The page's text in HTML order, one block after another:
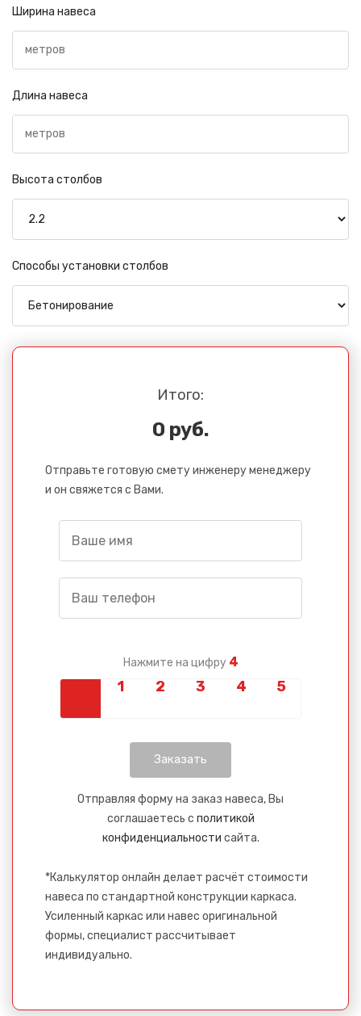
Ширина навеса
Длина навеса
Высота столбов
Способы установки столбов
Итого:
0 руб.
Отправьте готовую смету инженеру менеджеру
и он свяжется с Вами.
Нажмите на цифру 4
Отправляя форму на заказ навеса, Вы
соглашаетесь с политикой
конфиденциальности сайта.
*Калькулятор онлайн делает расчёт стоимости
навеса по стандартной конструкции каркаса.
Усиленный каркас или навес оригинальной
формы, специалист рассчитывает
индивидуально.